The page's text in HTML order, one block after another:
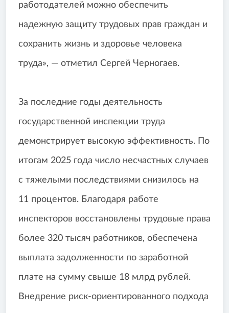
работодателей можно обеспечить
надежную защиту трудовых прав граждан и
сохранить жизнь и здоровье человека
труда», — отметил Сергей Черногаев.
За последние годы деятельность
государственной инспекции труда
демонстрирует высокую эффективность. По
итогам 2025 года число несчастных случаев
с тяжелыми последствиями снизилось на
11 процентов. Благодаря работе
инспекторов восстановлены трудовые права
более 320 тысяч работников, обеспечена
выплата задолженности по заработной
плате на сумму свыше 18 млрд рублей.
Внедрение риск-ориентированного подхода